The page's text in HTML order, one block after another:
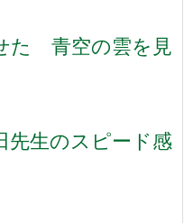
た 青空の雲を見
生のスピード感